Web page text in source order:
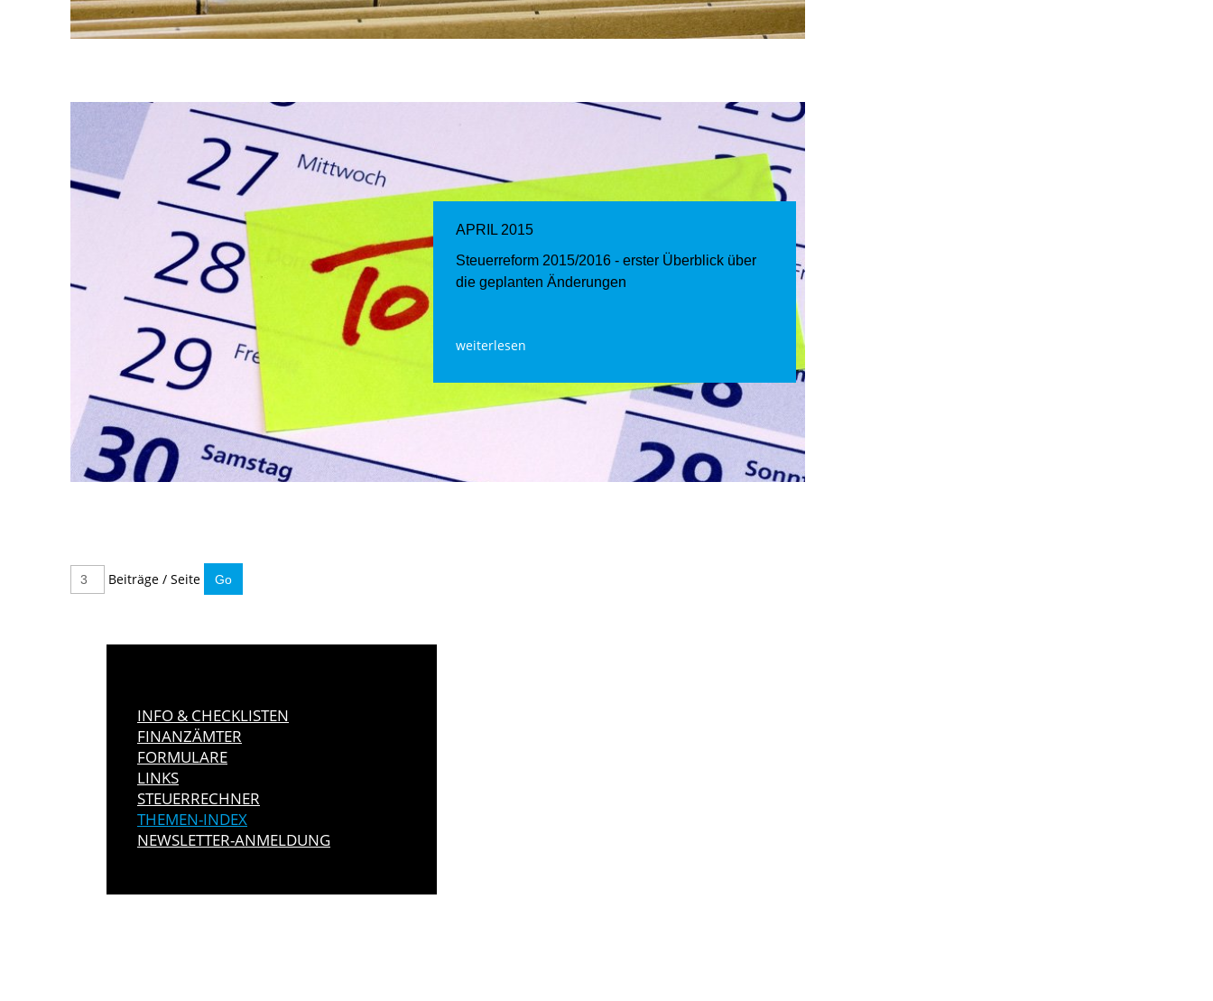
APRIL 2015
Steuerreform 2015/2016 - erster Überblick über
die geplanten Änderungen
weiterlesen
Beiträge / Seite
INFO & CHECKLISTEN
FINANZÄMTER
FORMULARE
LINKS
STEUERRECHNER
THEMEN-INDEX
NEWSLETTER-ANMELDUNG